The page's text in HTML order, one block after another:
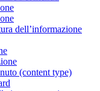
dell’informazione
(content type)